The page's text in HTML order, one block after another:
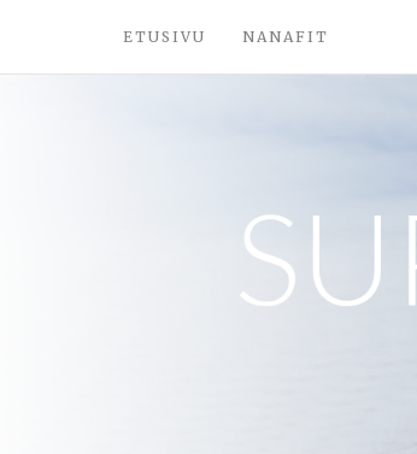
ETUSIVU NANAFIT